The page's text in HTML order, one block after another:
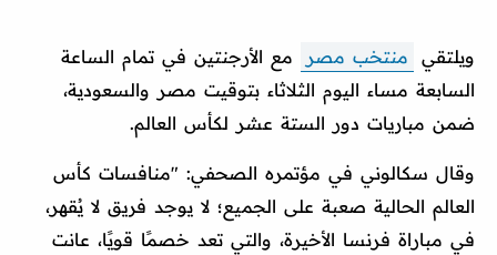
ويلتقي منتخب مصر
مع الأرجنتين في تمام الساعة
السابعة مساء اليوم الثلاثاء بتوقيت مصر والسعودية،
ضمن مباريات دور الستة عشر لكأس العالم.
وقال سكالوني في مؤتمره الصحفي: "منافسات كأس
العالم الحالية صعبة على الجميع؛ لا يوجد فريق لا يُقهر،
في مباراة فرنسا الأخيرة، والتي تعد خصمًا قويًا، عانت